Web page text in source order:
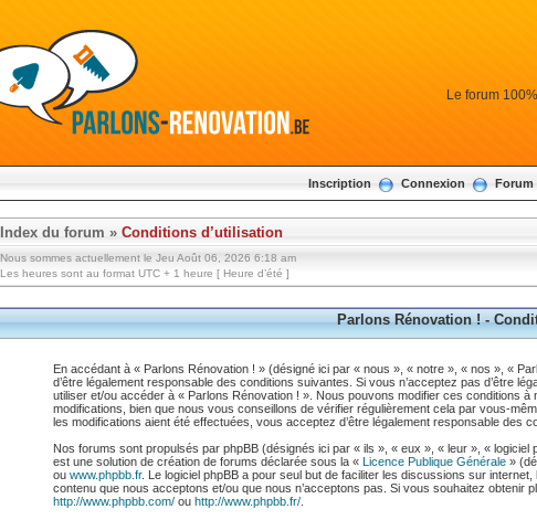
Le forum
Inscription Connexion Forum
Index du forum » Conditions d’utilisation
Nous sommes actuellement le Jeu Août 06, 2026 6:18 am
Les heures sont au format UTC + 1 heure [ Heure d’été ]
Parlons Rénovation ! -
En accédant à « Parlons Rénovation ! » (désigné ici par « nous », « notre », « nos », «
d’être légalement responsable des conditions suivantes. Si vous n’acceptez pas d’être
utiliser et/ou accéder à « Parlons Rénovation ! ». Nous pouvons modifier ces conditions
modifications, bien que nous vous conseillons de vérifier régulièrement cela par vous-
les modifications aient été effectuées, vous acceptez d’être légalement responsable des
Nos forums sont propulsés par phpBB (désignés ici par « ils », « eux », « leur », «
est une solution de création de forums déclarée sous la « Licence Publique Générale »
ou www.phpbb.fr. Le logiciel phpBB a pour seul but de faciliter les discussions sur
contenu que nous acceptons et/ou que nous n’acceptons pas. Si vous souhaitez obtenir
http://www.phpbb.com/ ou http://www.phpbb.fr/